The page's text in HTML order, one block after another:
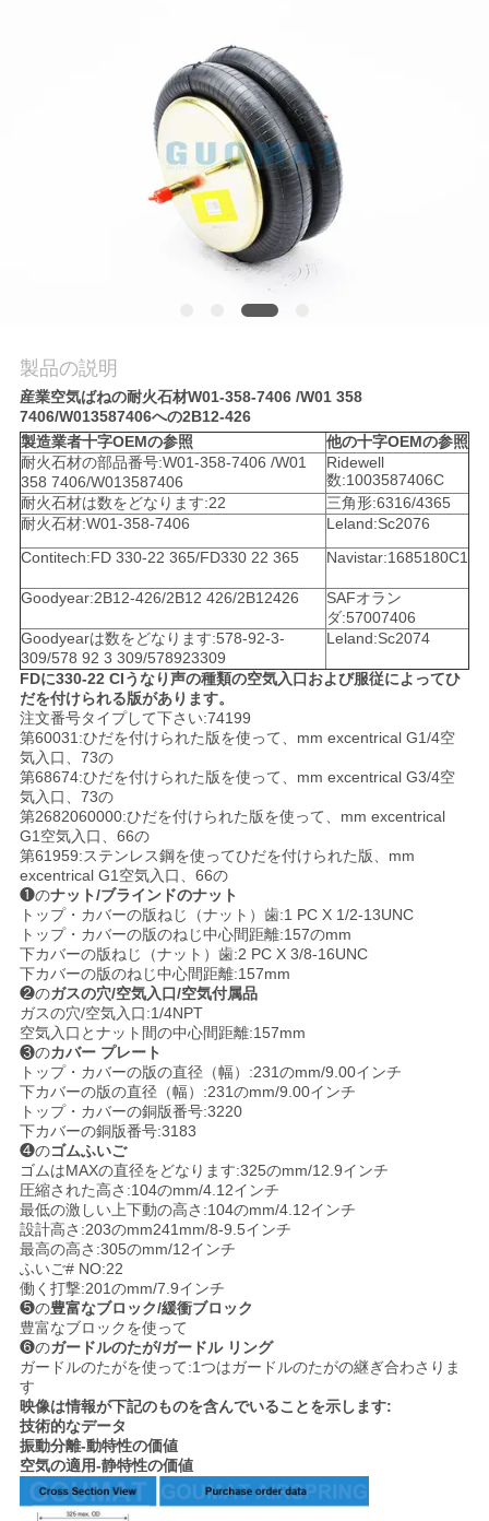
連
絡
し
な
さ
い
引
用
を
要
求
し
な
さ
い
地
図
PRIVACY
POLICY
製品の説明
産業空気ばねの耐火石材W01-358-7406 /W01 358
7406/W013587406への2B12-426
製造業者十字OEMの参照
他の十字OEMの参照
耐火石材の部品番号:W01-358-7406 /W01
358 7406/W013587406
Ridewell
数:1003587406C
耐火石材は数をどなります:22
三角形:6316/4365
耐火石材:W01-358-7406
Leland:Sc2076
Contitech:FD 330-22 365/FD330 22 365
Navistar:1685180C1
Goodyear:2B12-426/2B12 426/2B12426
SAFオラン
ダ:57007406
Goodyearは数をどなります:578-92-3-
309/578 92 3 309/578923309
Leland:Sc2074
FDに330-22 CIうなり声の種類の空気入口および服従によってひ
だを付けられる版があります。
注文番号タイプして下さい:74199
第60031:ひだを付けられた版を使って、mm excentrical G1/4空
気入口、73の
第68674:ひだを付けられた版を使って、mm excentrical G3/4空
気入口、73の
第2682060000:ひだを付けられた版を使って、mm excentrical
G1空気入口、66の
第61959:ステンレス鋼を使ってひだを付けられた版、mm
excentrical G1空気入口、66の
❶のナット/ブラインドのナット
トップ・カバーの版ねじ（ナット）歯:1 PC X 1/2-13UNC
トップ・カバーの版のねじ中心間距離:157のmm
下カバーの版ねじ（ナット）歯:2 PC X 3/8-16UNC
下カバーの版のねじ中心間距離:157mm
❷のガスの穴/空気入口/空気付属品
ガスの穴/空気入口:1/4NPT
空気入口とナット間の中心間距離:157mm
❸のカバー プレート
トップ・カバーの版の直径（幅）:231のmm/9.00インチ
下カバーの版の直径（幅）:231のmm/9.00インチ
トップ・カバーの銅版番号:3220
下カバーの銅版番号:3183
❹のゴムふいご
ゴムはMAXの直径をどなります:325のmm/12.9インチ
圧縮された高さ:104のmm/4.12インチ
最低の激しい上下動の高さ:104のmm/4.12インチ
設計高さ:203のmm241mm/8-9.5インチ
最高の高さ:305のmm/12インチ
ふいご# NO:22
働く打撃:201のmm/7.9インチ
❺の豊富なブロック/緩衝ブロック
豊富なブロックを使って
❻のガードルのたが/ガードル リング
ガードルのたがを使って:1つはガードルのたがの継ぎ合わさりま
す
映像は情報が下記のものを含んでいることを示します:
技術的なデータ
振動分離-動特性の価値
空気の適用-静特性の価値